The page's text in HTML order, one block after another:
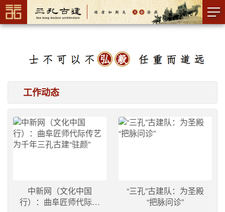
工作动态
中新网（文化中国
行）：曲阜匠师代际传
“三孔”古建队：为圣殿
“把脉问诊”